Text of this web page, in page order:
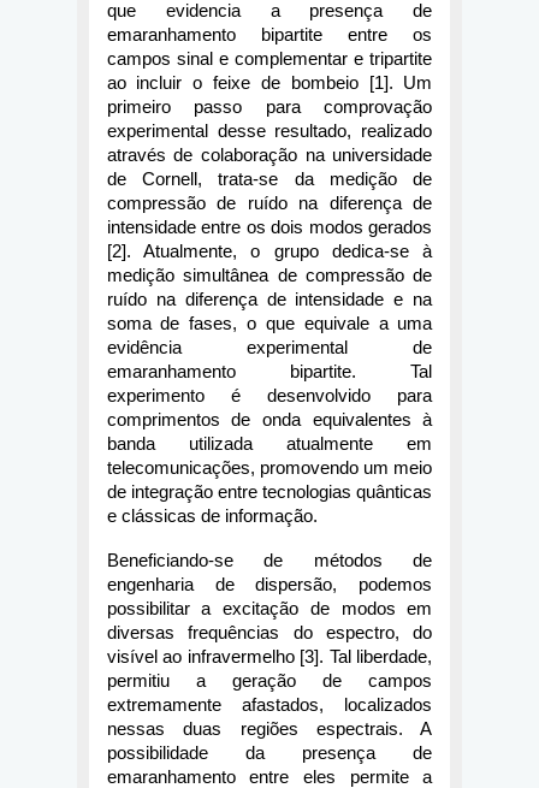
que evidencia a presença de
emaranhamento bipartite entre os
campos sinal e complementar e tripartite
ao incluir o feixe de bombeio [1]. Um
primeiro passo para comprovação
experimental desse resultado, realizado
através de colaboração na universidade
de Cornell, trata-se da medição de
compressão de ruído na diferença de
intensidade entre os dois modos gerados
[2]. Atualmente, o grupo dedica-se à
medição simultânea de compressão de
ruído na diferença de intensidade e na
soma de fases, o que equivale a uma
evidência experimental de
emaranhamento bipartite. Tal
experimento é desenvolvido para
comprimentos de onda equivalentes à
banda utilizada atualmente em
telecomunicações, promovendo um meio
de integração entre tecnologias quânticas
e clássicas de informação.
Beneficiando-se de métodos de
engenharia de dispersão, podemos
possibilitar a excitação de modos em
diversas frequências do espectro, do
visível ao infravermelho [3]. Tal liberdade,
permitiu a geração de campos
extremamente afastados, localizados
nessas duas regiões espectrais. A
possibilidade da presença de
emaranhamento entre eles permite a